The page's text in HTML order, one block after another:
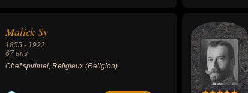
Malick Sy
1855 - 1922
67 ans
Chef spirituel, Religieux (Religion).